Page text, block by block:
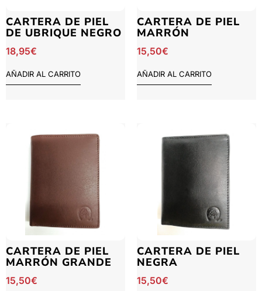
CARTERA DE PIEL
DE UBRIQUE NEGRO
18,95€
AÑADIR AL CARRITO
CARTERA DE PIEL
MARRÓN
15,50€
AÑADIR AL CARRITO
CARTERA DE PIEL
MARRÓN GRANDE
15,50€
CARTERA DE PIEL
NEGRA
15,50€